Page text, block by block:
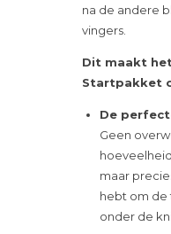
na de andere
vingers.
Dit maakt het
Startpakket
De
Geen
maar
hebt om de
onder de